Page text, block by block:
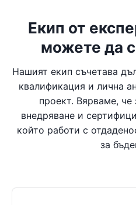
Екип от
можете да
Нашият екип съчетава
квалификация и лична
проект. Вярваме,
внедряване и
който работи с
за